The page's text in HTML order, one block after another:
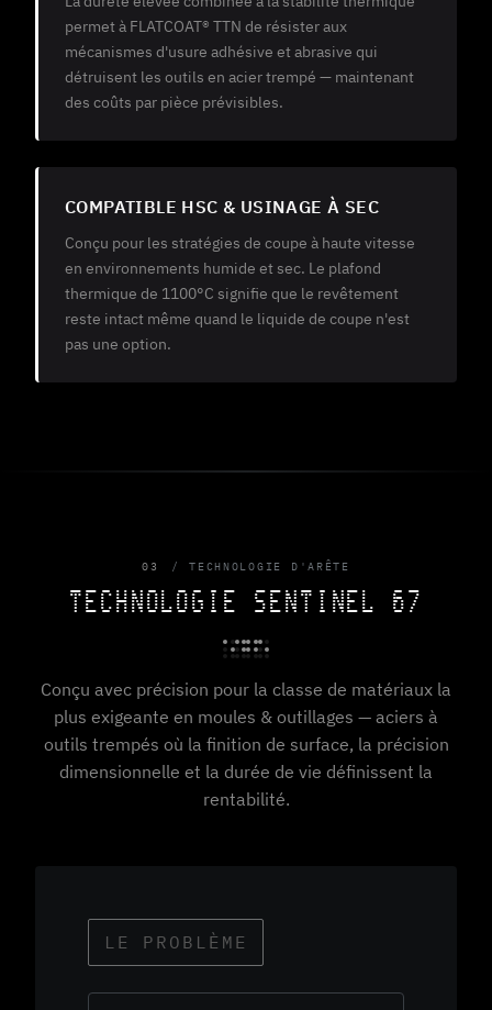
permet à FLATCOAT® TTN de résister aux
mécanismes d'usure adhésive et abrasive qui
détruisent les outils en acier trempé — maintenant
des coûts par pièce prévisibles.
COMPATIBLE HSC & USINAGE À SEC
Conçu pour les stratégies de coupe à haute vitesse
en environnements humide et sec. Le plafond
thermique de 1100°C signifie que le revêtement
reste intact même quand le liquide de coupe n'est
pas une option.
03 TECHNOLOGIE D'ARÊTE
TECHNOLOGIE SENTINEL 67
Conçu avec précision pour la classe de matériaux la
plus exigeante en moules & outillages — aciers à
outils trempés où la finition de surface, la précision
dimensionnelle et la durée de vie définissent la
rentabilité.
LE PROBLÈME